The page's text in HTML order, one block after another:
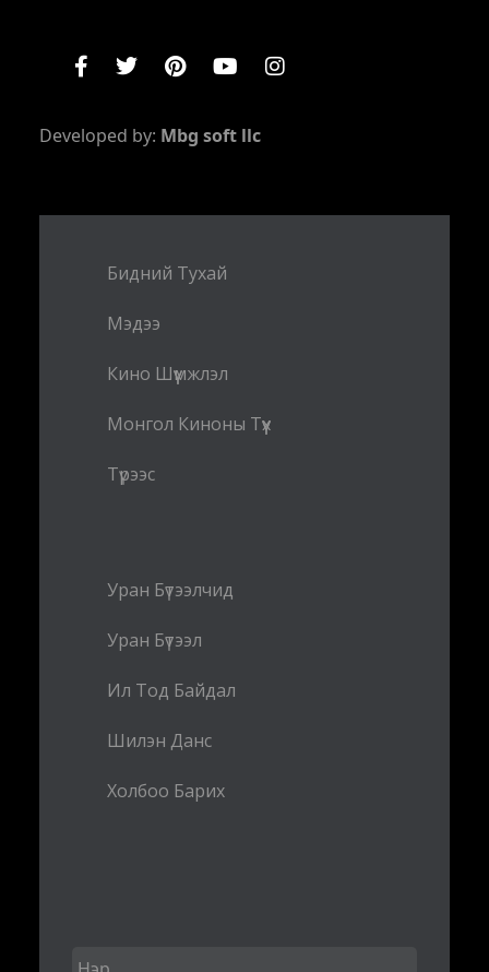
Developed by: Mbg soft llc
Бидний Тухай
Мэдээ
Кино Шүүмжлэл
Монгол Киноны Түүх
Түрээс
Уран Бүтээлчид
Уран Бүтээл
Ил Тод Байдал
Шилэн Данс
Холбоо Барих